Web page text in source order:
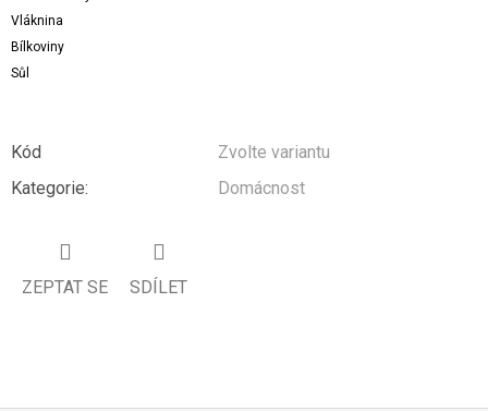
Vláknina
Bílkoviny
Sůl
Kód
Zvolte variantu
Kategorie: Domácnost
ZEPTAT SE SDÍLET